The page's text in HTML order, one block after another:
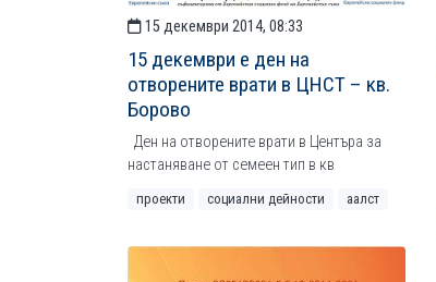
15 декември 2014, 08:33
15 декември е ден на
отворените врати в ЦНСТ – кв.
Борово
Ден на отворените врати в Центъра за
настаняване от семеен тип в кв
проекти социални дейности аалст